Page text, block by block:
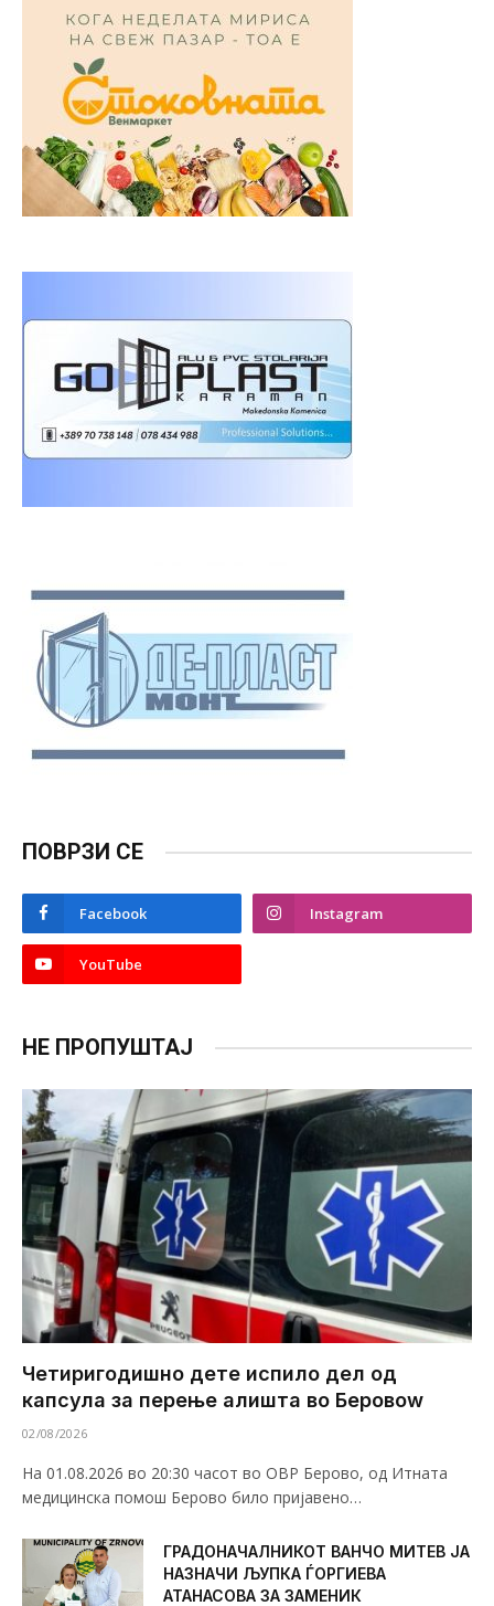
ПОВРЗИ СЕ
Facebook Instagram
YouTube
НЕ ПРОПУШТАЈ
Четиригодишно дете испило дел од
капсула за перење алишта во Беровоw
02/08/2026
На 01.08.2026 во 20:30 часот во ОВР Берово, од Итната
медицинска помош Берово било пријавено…
ГРАДОНАЧАЛНИКОТ ВАНЧО МИТЕВ ЈА
НАЗНАЧИ ЉУПКА ЃОРГИЕВА
АТАНАСОВА ЗА ЗАМЕНИК